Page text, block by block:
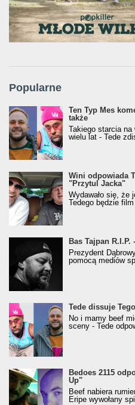
Popularne
Ten Typ Mes
także
Takiego starcia na
wielu lat - Tede
Wini odpowiada
"Przytul Jacka"
Wydawało się, że
Tedego będzie
Bas Tajpan
Prezydent
pomocą mediów
Tede dissuje
No i mamy beef
sceny - Tede
Bedoes 2115
Up"
Beef nabiera
Eripe wywołany